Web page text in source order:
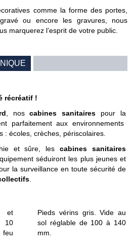
comme la forme des portes,
ou encore les gravures, nous
marquerez l’esprit de votre public.
récréatif !
, noscabines sanitaires pour la
parfaitement aux environnements
: écoles, crèches, périscolaires.
et sûre, lescabines sanitaires
séduiront les plus jeunes et
la surveillance en toute sécurité de
et
10
Pieds vérins gris. Vide au
sol réglable de 100 à 140
mm.